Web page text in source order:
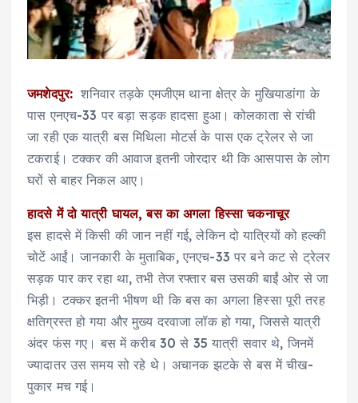
जमशेदपुर: शनिवार तड़के एमजीएम थाना क्षेत्र के मुखियाडांगा के
पास एनएच-33 पर बड़ा सड़क हादसा हुआ। कोलकाता से रांची
जा रही एक यात्री बस मिथिला मोटर्स के पास एक ट्रेलर से जा
टकराई। टक्कर की आवाज इतनी जोरदार थी कि आसपास के लोग
घरों से बाहर निकल आए।
हादसे में दो यात्री घायल, बस का अगला हिस्सा चकनाचूर
इस हादसे में किसी की जान नहीं गई, लेकिन दो यात्रियों को हल्की
चोटें आईं। जानकारी के मुताबिक, एनएच-33 पर बने कट से ट्रेलर
सड़क पार कर रहा था, तभी तेज रफ्तार बस उसकी बाईं ओर से जा
भिड़ी। टक्कर इतनी भीषण थी कि बस का अगला हिस्सा पूरी तरह
क्षतिग्रस्त हो गया और मुख्य दरवाजा लॉक हो गया, जिससे यात्री
अंदर फंस गए। बस में करीब 30 से 35 यात्री सवार थे, जिनमें
ज्यादातर उस समय सो रहे थे। अचानक झटके से बस में चीख-
पुकार मच गई।